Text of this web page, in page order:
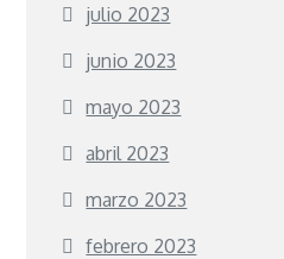
julio 2023
junio 2023
mayo 2023
abril 2023
marzo 2023
febrero 2023